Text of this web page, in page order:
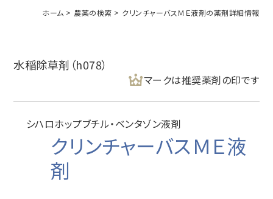
ホーム 農薬の検索 クリンチャーバスＭＥ液剤の薬剤詳細情報
水稲除草剤（h078）
マークは推奨薬剤の印です
シハロホップブチル・ベンタゾン液剤
クリンチャーバスＭＥ液
剤